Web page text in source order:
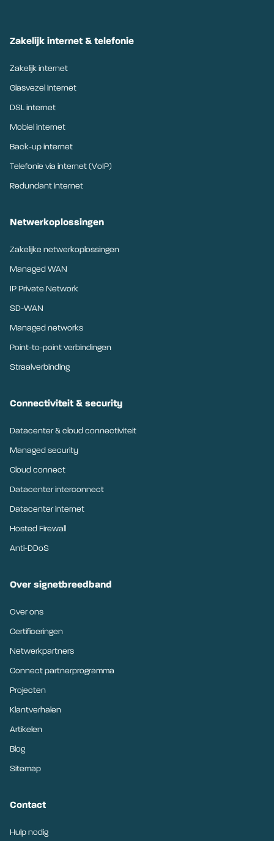
Zakelijk internet & telefonie
Zakelijk internet
Glasvezel internet
DSL internet
Mobiel internet
Back-up internet
Telefonie via internet (VoIP)
Redundant internet
Netwerkoplossingen
Zakelijke netwerkoplossingen
Managed WAN
IP Private Network
SD-WAN
Managed networks
Point-to-point verbindingen
Straalverbinding
Connectiviteit & security
Datacenter & cloud connectiviteit
Managed security
Cloud connect
Datacenter interconnect
Datacenter internet
Hosted Firewall
Anti-DDoS
Over signetbreedband
Over ons
Certificeringen
Netwerkpartners
Connect partnerprogramma
Projecten
Klantverhalen
Artikelen
Blog
Sitemap
Contact
Hulp nodig